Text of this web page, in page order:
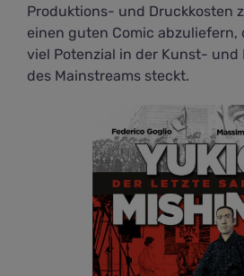
Produktions- und Druckkosten
einen guten Comic abzuliefern,
viel Potenzial in der Kunst- und
des Mainstreams steckt.